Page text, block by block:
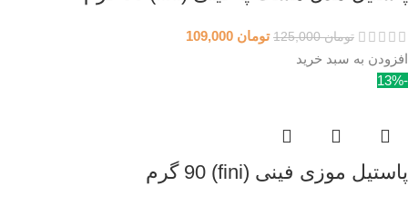
تومان125,000 تومان
افزودن به سبد خرید
-13%
پاستیل موزی فینی (fini) 90 گرم